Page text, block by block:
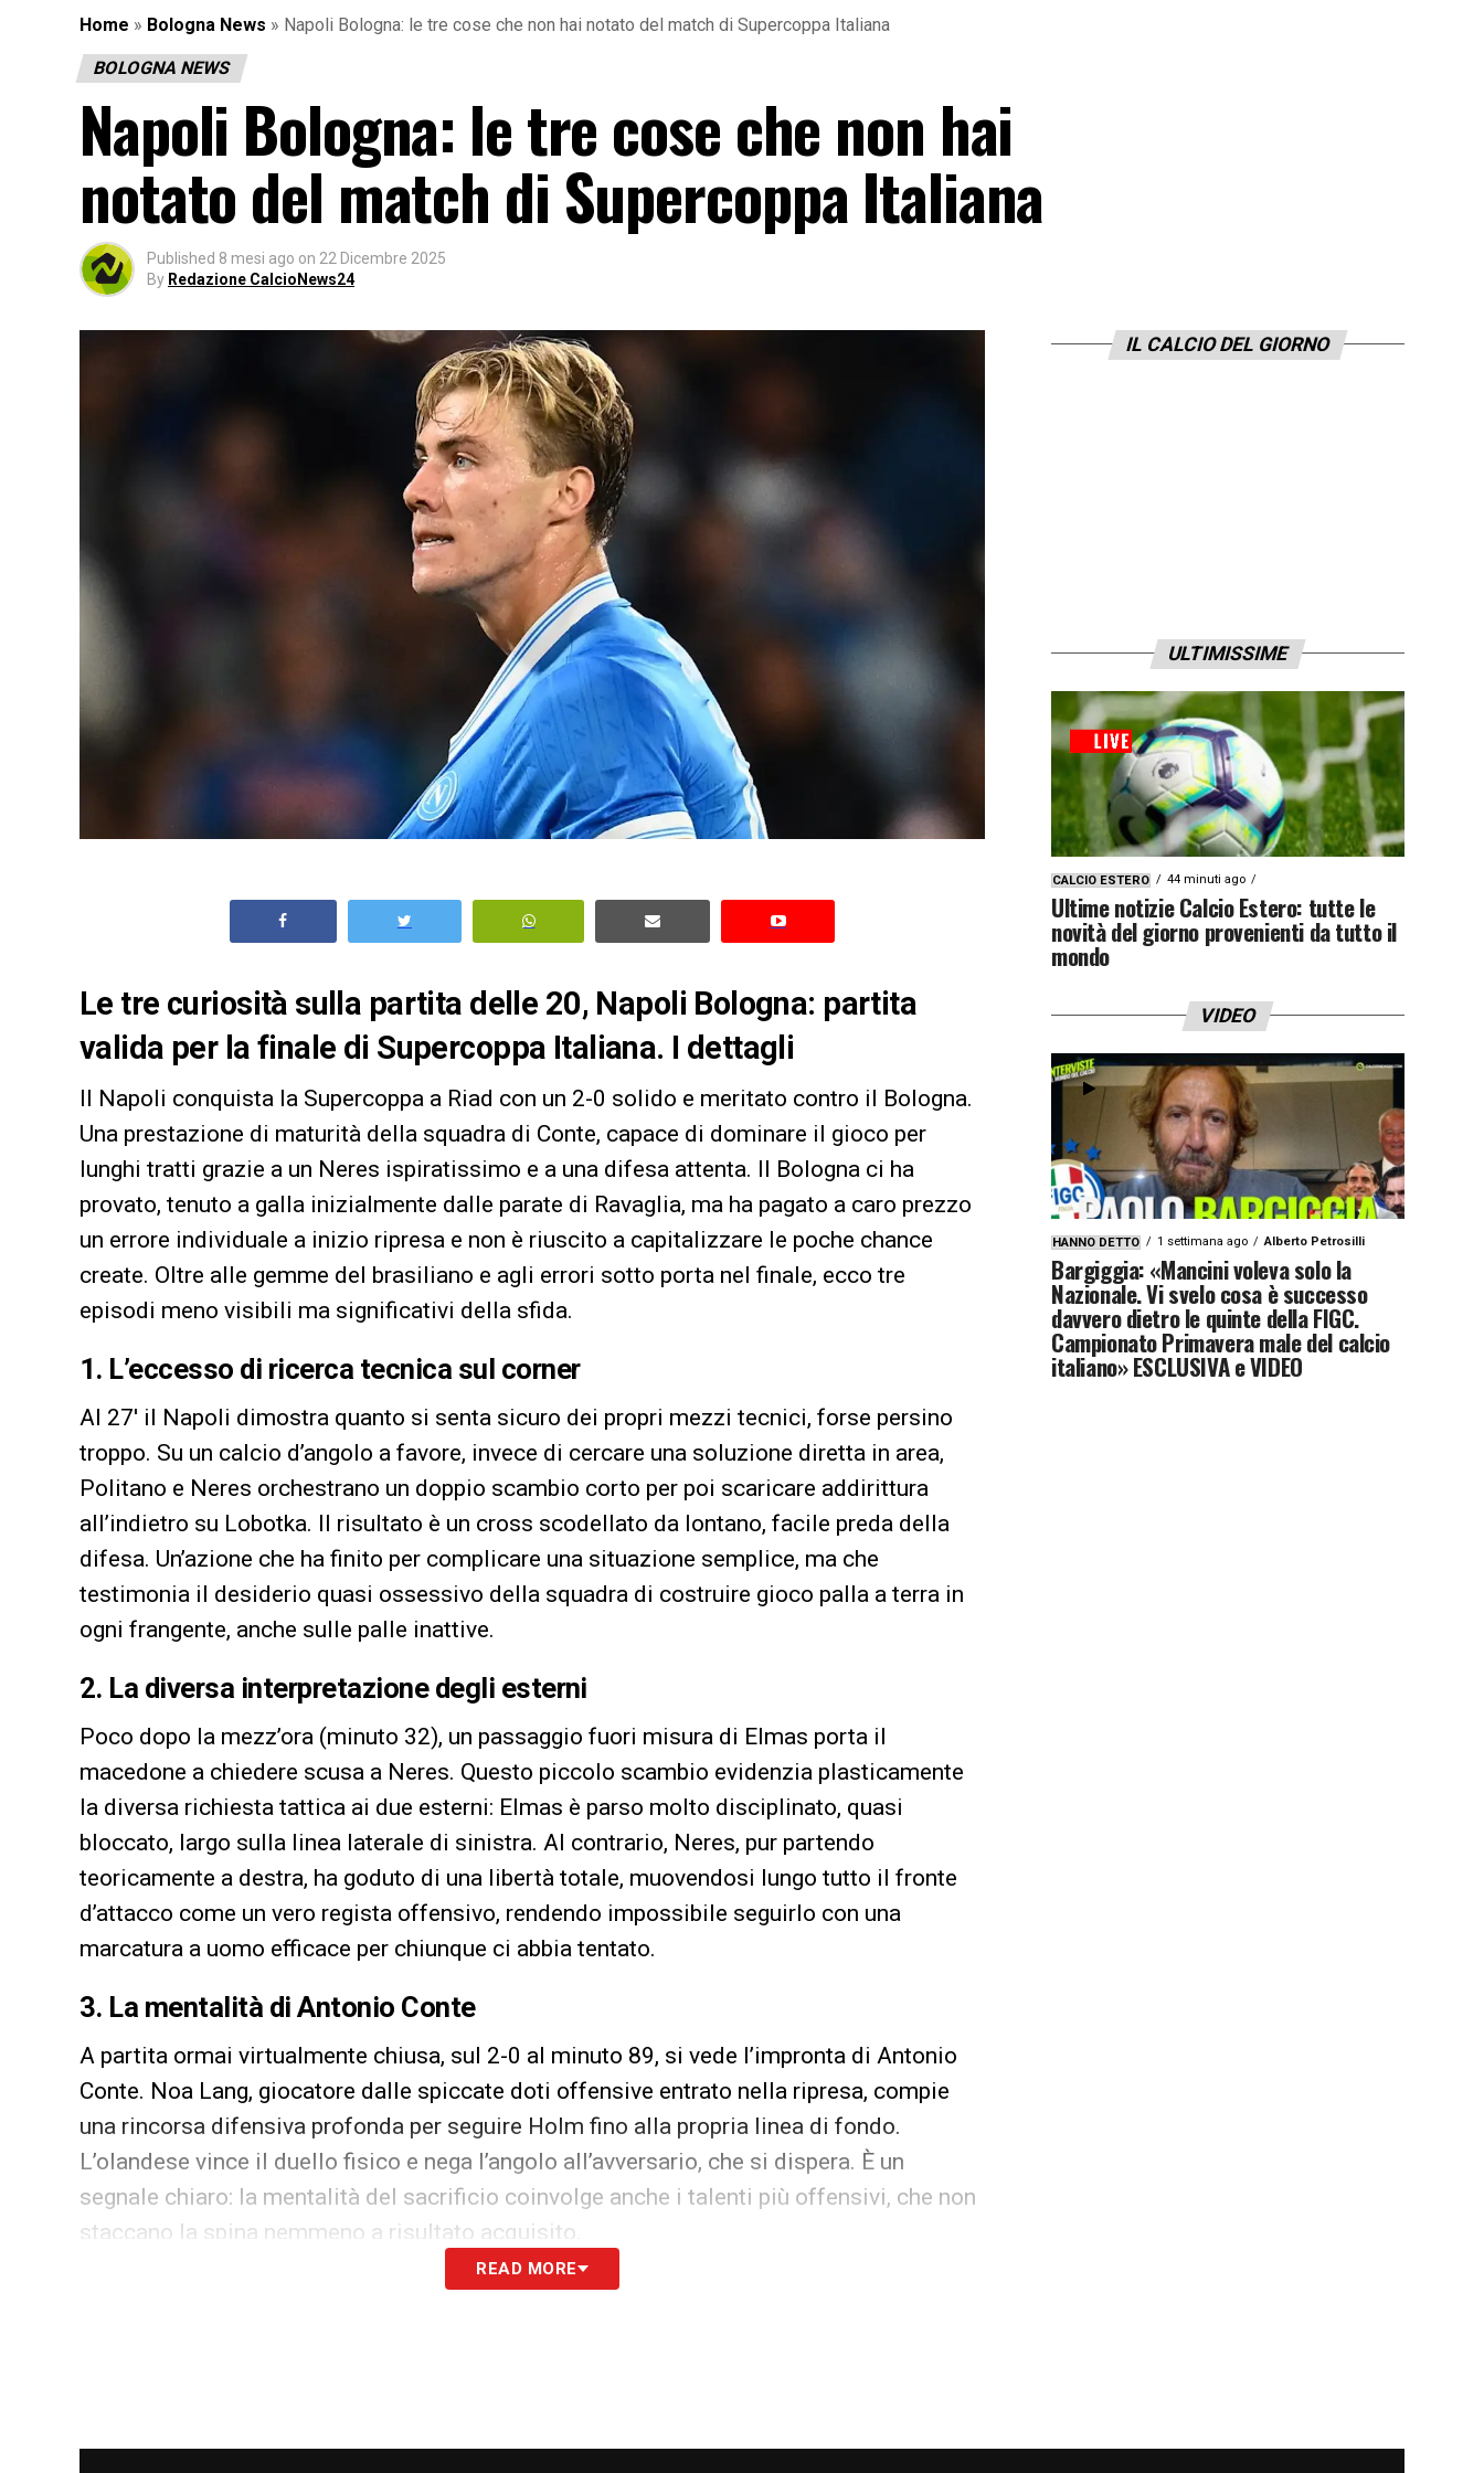
Home » Bologna News » Napoli Bologna: le tre cose che non hai notato del match di Supercoppa Italiana
BOLOGNA NEWS
Napoli Bologna: le tre cose che non hai
notato del match di Supercoppa Italiana
Published 8 mesi ago on 22 Dicembre 2025
By Redazione CalcioNews24
Le tre curiosità sulla partita delle 20, Napoli Bologna: partita
valida per la finale di Supercoppa Italiana. I dettagli
Il Napoli conquista la Supercoppa a Riad con un 2-0 solido e meritato contro il Bologna.
Una prestazione di maturità della squadra di Conte, capace di dominare il gioco per
lunghi tratti grazie a un Neres ispiratissimo e a una difesa attenta. Il Bologna ci ha
provato, tenuto a galla inizialmente dalle parate di Ravaglia, ma ha pagato a caro prezzo
un errore individuale a inizio ripresa e non è riuscito a capitalizzare le poche chance
create. Oltre alle gemme del brasiliano e agli errori sotto porta nel finale, ecco tre
episodi meno visibili ma significativi della sfida.
1. L’eccesso di ricerca tecnica sul corner
Al 27′ il Napoli dimostra quanto si senta sicuro dei propri mezzi tecnici, forse persino
troppo. Su un calcio d’angolo a favore, invece di cercare una soluzione diretta in area,
Politano e Neres orchestrano un doppio scambio corto per poi scaricare addirittura
all’indietro su Lobotka. Il risultato è un cross scodellato da lontano, facile preda della
difesa. Un’azione che ha finito per complicare una situazione semplice, ma che
testimonia il desiderio quasi ossessivo della squadra di costruire gioco palla a terra in
ogni frangente, anche sulle palle inattive.
2. La diversa interpretazione degli esterni
Poco dopo la mezz’ora (minuto 32), un passaggio fuori misura di Elmas porta il
macedone a chiedere scusa a Neres. Questo piccolo scambio evidenzia plasticamente
la diversa richiesta tattica ai due esterni: Elmas è parso molto disciplinato, quasi
bloccato, largo sulla linea laterale di sinistra. Al contrario, Neres, pur partendo
teoricamente a destra, ha goduto di una libertà totale, muovendosi lungo tutto il fronte
d’attacco come un vero regista offensivo, rendendo impossibile seguirlo con una
marcatura a uomo efficace per chiunque ci abbia tentato.
3. La mentalità di Antonio Conte
A partita ormai virtualmente chiusa, sul 2-0 al minuto 89, si vede l’impronta di Antonio
Conte. Noa Lang, giocatore dalle spiccate doti offensive entrato nella ripresa, compie
una rincorsa difensiva profonda per seguire Holm fino alla propria linea di fondo.
L’olandese vince il duello fisico e nega l’angolo all’avversario, che si dispera. È un
segnale chiaro: la mentalità del sacrificio coinvolge anche i talenti più offensivi, che non
staccano la spina nemmeno a risultato acquisito.
Ultime Notizie Serie A: tutte le novità del giorno sul massimo
READ MORE
IL CALCIO DEL GIORNO
ULTIMISSIME
CALCIO ESTERO 44 minuti ago
Ultime notizie Calcio Estero: tutte le
novità del giorno provenienti da tutto il
mondo
VIDEO
HANNO DETTO 1 settimana ago Alberto Petrosilli
Bargiggia: «Mancini voleva solo la
Nazionale. Vi svelo cosa è successo
davvero dietro le quinte della FIGC.
Campionato Primavera male del calcio
italiano» ESCLUSIVA e VIDEO